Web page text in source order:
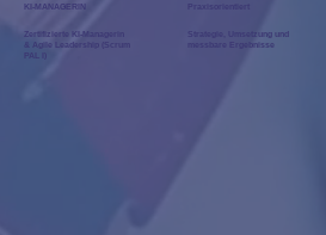
KI-MANAGERIN
Zertifizierte KI-Managerin
& Agile Leadership (Scrum
PAL I)
Praxisorientiert
Strategie, Umsetzung und
messbare Ergebnisse